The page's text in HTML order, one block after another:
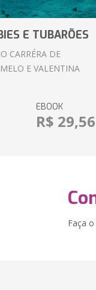
E TUBARÕES
CARRÉRA DE
E VALENTINA
EBOOK
R$ 29,56
Faça o